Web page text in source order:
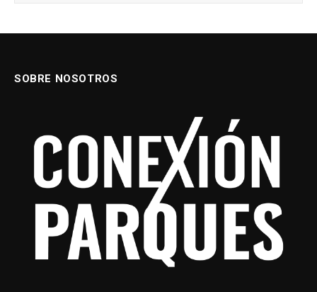
SOBRE NOSOTROS